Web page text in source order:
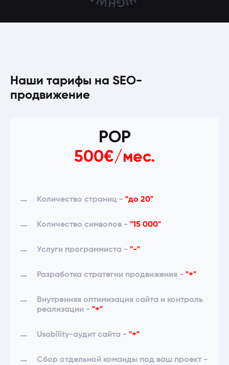
Наши тарифы на SEO-
продвижение
POP
500€/мес.
Количество страниц - "до 20"
Количество символов - "15 000"
Услуги программиста - "-"
Разработка стратегии продвижения - "+"
Внутренняя оптимизация сайта и контроль
реализации - "+"
Usability-аудит сайта - "+"
Сбор отдельной команды под ваш проект -